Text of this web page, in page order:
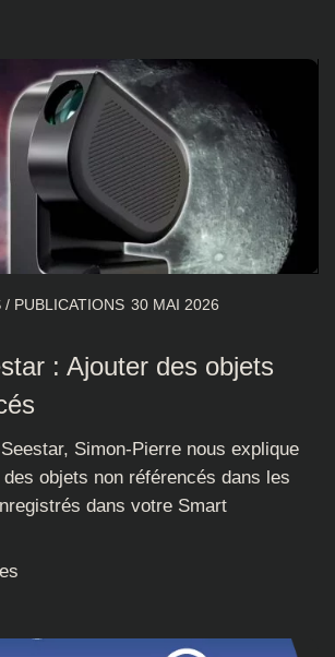
/ PUBLICATIONS 30 MAI 2026
: Ajouter des objets
Simon-Pierre nous explique
objets non référencés dans les
dans votre Smart